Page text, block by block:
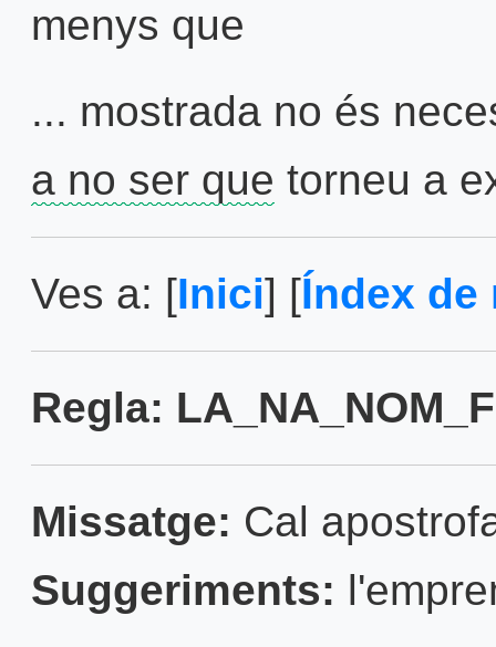
menys que
... mostrada no és
a no ser que torneu a
Ves a: [Inici] [Índex de
Regla:
Missatge: Cal
Suggeriments: